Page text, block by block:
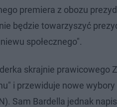
premiera z obozu
będzie towarzyszyć
społecznego".
skrajnie prawicowego
i przewiduje nowe
Sam Bardella jednak